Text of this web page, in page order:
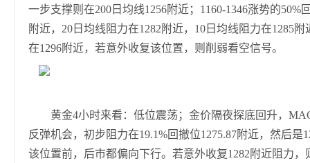
一步支撑则在200日均线1256附近；1160-1346涨势的
附近，20日均线阻力在1282附近，10日均线阻力在1285
在1296附近，若意外收复该位置，则削弱看空信号。
黄金4小时来看：低位震荡；金价隔夜探底回升，
反弹机会，初步阻力在19.1%回撤位1275.87附近，然后
该位置前，后市都偏向下行。若意外收复1282附近阻力